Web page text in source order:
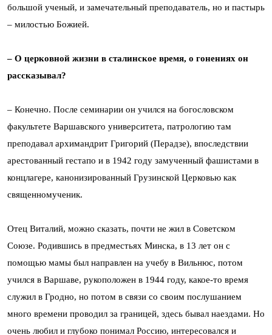
большой ученый, и замечательный преподаватель, но и пастырь
– милостью Божией.
– О церковной жизни в сталинское время, о гонениях он
рассказывал?
– Конечно. После семинарии он учился на богословском
факультете Варшавского университета, патрологию там
преподавал архимандрит Григорий (Перадзе), впоследствии
арестованный гестапо и в 1942 году замученный фашистами в
концлагере, канонизированный Грузинской Церковью как
священномученик.
Отец Виталий, можно сказать, почти не жил в Советском
Союзе. Родившись в предместьях Минска, в 13 лет он с
помощью мамы был направлен на учебу в Вильнюс, потом
учился в Варшаве, рукоположен в 1944 году, какое-то время
служил в Гродно, но потом в связи со своим послушанием
много времени проводил за границей, здесь бывал наездами. Но
очень любил и глубоко понимал Россию, интересовался и